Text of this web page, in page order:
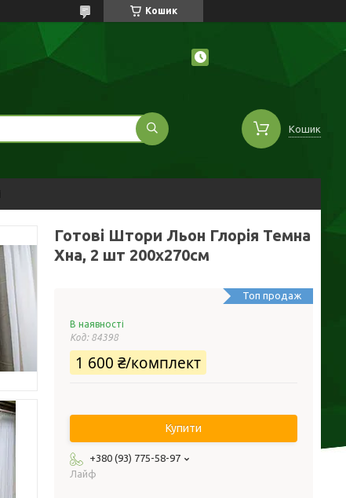
Кошик
Кошик
Готові Штори Льон Глорія Темна
Хна, 2 шт 200х270см
Топ продаж
В наявності
Код: 84398
1 600 ₴/комплект
Купити
+380 (93) 775-58-97
Лайф